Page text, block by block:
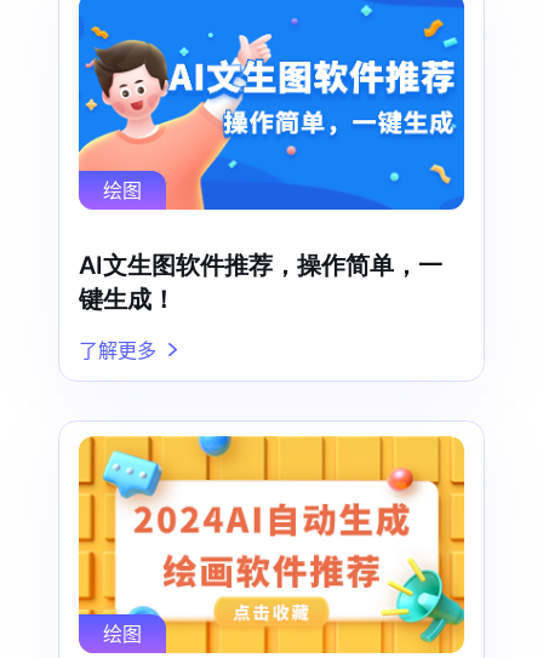
绘图
AI文生图软件推荐，操作简单，一
键生成！
了解更多
绘图